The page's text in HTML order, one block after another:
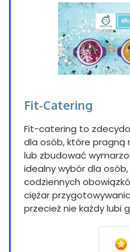
Fit-Catering
Fit-catering to
dla osób, które pragną
lub zbudować
idealny wybór dla
codziennych
ciężar
przecież nie każdy lubi